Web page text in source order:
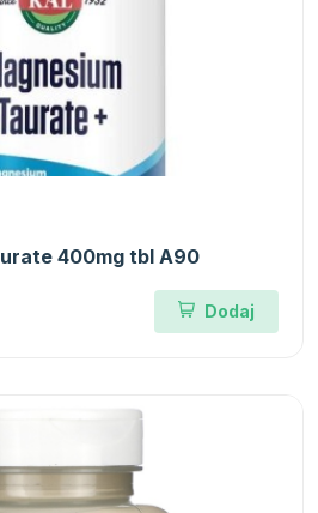
400mg tbl A90
Dodaj